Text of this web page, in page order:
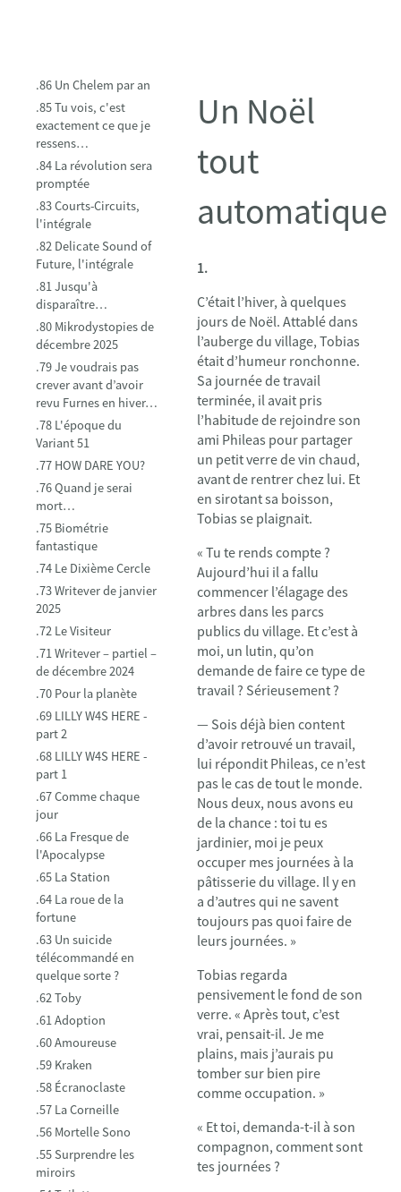
.86 Un Chelem par an
.85 Tu vois, c'est
exactement ce que je
ressens…
.84 La révolution sera
promptée
.83 Courts-Circuits,
l'intégrale
.82 Delicate Sound of
Future, l'intégrale
.81 Jusqu'à
disparaître…
.80 Mikrodystopies de
décembre 2025
.79 Je voudrais pas
crever avant d’avoir
revu Furnes en hiver…
.78 L'époque du
Variant 51
.77 HOW DARE YOU?
.76 Quand je serai
mort…
.75 Biométrie
fantastique
.74 Le Dixième Cercle
.73 Writever de janvier
2025
.72 Le Visiteur
.71 Writever – partiel –
de décembre 2024
.70 Pour la planète
.69 LILLY W4S HERE -
part 2
.68 LILLY W4S HERE -
part 1
.67 Comme chaque
jour
.66 La Fresque de
l'Apocalypse
.65 La Station
.64 La roue de la
fortune
.63 Un suicide
télécommandé en
quelque sorte ?
.62 Toby
.61 Adoption
.60 Amoureuse
.59 Kraken
.58 Écranoclaste
.57 La Corneille
.56 Mortelle Sono
.55 Surprendre les
miroirs
Un Noël
tout
automatique
1.
C’était l’hiver, à quelques
jours de Noël. Attablé dans
l’auberge du village, Tobias
était d’humeur ronchonne.
Sa journée de travail
terminée, il avait pris
l’habitude de rejoindre son
ami Phileas pour partager
un petit verre de vin chaud,
avant de rentrer chez lui. Et
en sirotant sa boisson,
Tobias se plaignait.
« Tu te rends compte ?
Aujourd’hui il a fallu
commencer l’élagage des
arbres dans les parcs
publics du village. Et c’est à
moi, un lutin, qu’on
demande de faire ce type de
travail ? Sérieusement ?
— Sois déjà bien content
d’avoir retrouvé un travail,
lui répondit Phileas, ce n’est
pas le cas de tout le monde.
Nous deux, nous avons eu
de la chance : toi tu es
jardinier, moi je peux
occuper mes journées à la
pâtisserie du village. Il y en
a d’autres qui ne savent
toujours pas quoi faire de
leurs journées. »
Tobias regarda
pensivement le fond de son
verre. « Après tout, c’est
vrai, pensait-il. Je me
plains, mais j’aurais pu
tomber sur bien pire
comme occupation. »
« Et toi, demanda-t-il à son
compagnon, comment sont
tes journées ?